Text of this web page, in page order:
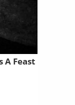
A Feast